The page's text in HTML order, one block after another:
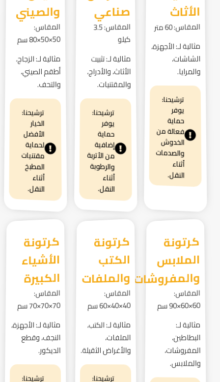
الأثاث
المقاس: 60 متر
مثالية لـ: الأجهزة،
الشاشات،
والمرايا.
ترشيحنا:
يوفر
حماية
فعالة من
الخدوش
والصدمات
أثناء
النقل.
صناعي
المقاس: 3.5
كيلو
مثالية لـ: تثبيت
الأثاث، والأدراج،
والمقتنيات.
ترشيحنا:
يوفر
حماية
إضافية
من الأتربة
والرطوبة
أثناء
النقل.
والصيني
المقاس:
50×50×80 سم
مثالية لـ: الزجاج،
أطقم الصيني،
والتحف.
ترشيحنا:
الخيار
الأفضل
لحماية
مقتنيات
المطبخ
أثناء
النقل.
كرتونة
الملابس
والمفروشات
المقاس:
60×60×90 سم
مثالية لـ:
البطاطين،
المفروشات،
والملابس.
كرتونة
الكتب
والملفات
المقاس:
40×40×60 سم
مثالية لـ: الكتب،
الملفات،
والأغراض الثقيلة.
ترشيحنا:
كرتونة
الأشياء
الكبيرة
المقاس:
70×70×70 سم
مثالية لـ: الأجهزة،
النجف، وقطع
الديكور.
ترشيحنا: